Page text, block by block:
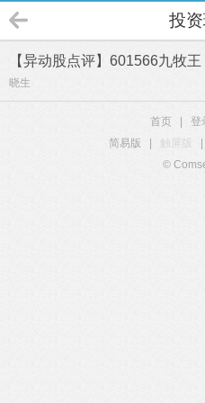
投
【异动股点评】601566九牧王
晓生
首页 登
简易版
触屏版
©